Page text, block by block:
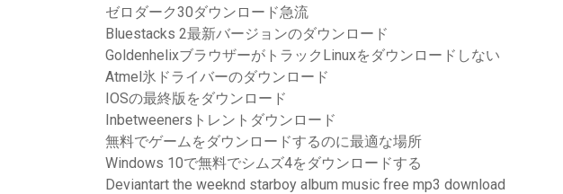
ゼロダーク30ダウンロード急流
Bluestacks 2最新バージョンのダウンロード
GoldenhelixブラウザーがトラックLinuxをダウンロードしない
Atmel氷ドライバーのダウンロード
IOSの最終版をダウンロード
Inbetweenersトレントダウンロード
無料でゲームをダウンロードするのに最適な場所
Windows 10で無料でシムズ4をダウンロードする
Deviantart the weeknd starboy album music free mp3 download